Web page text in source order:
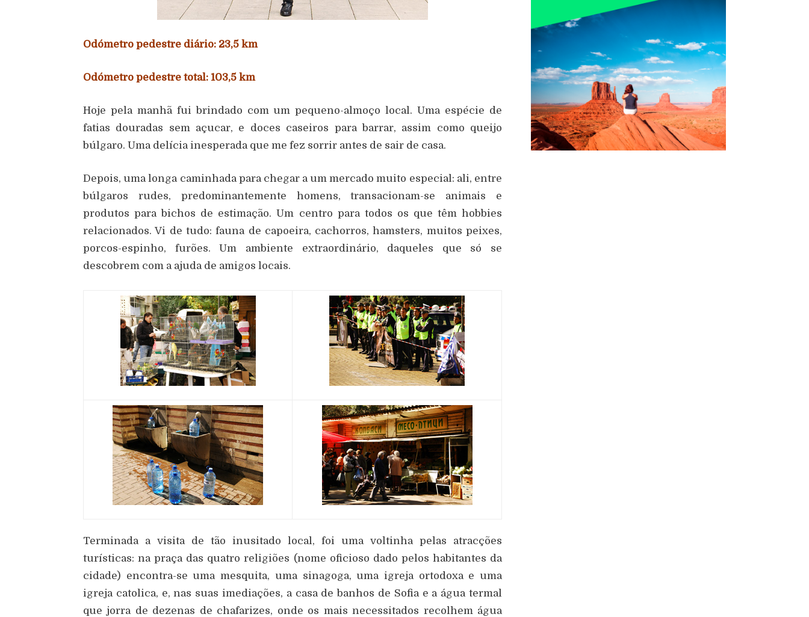
Odómetro pedestre diário: 23,5 km
Odómetro pedestre total: 103,5 km
Hoje pela manhã fui brindado com um pequeno-almoço local. Uma espécie de
fatias douradas sem açucar, e doces caseiros para barrar, assim como queijo
búlgaro. Uma delícia inesperada que me fez sorrir antes de sair de casa.
Depois, uma longa caminhada para chegar a um mercado muito especial: ali, entre
búlgaros rudes, predominantemente homens, transacionam-se animais e
produtos para bichos de estimação. Um centro para todos os que têm hobbies
relacionados. Vi de tudo: fauna de capoeira, cachorros, hamsters, muitos peixes,
porcos-espinho, furões. Um ambiente extraordinário, daqueles que só se
descobrem com a ajuda de amigos locais.
Terminada a visita de tão inusitado local, foi uma voltinha pelas atracções
turísticas: na praça das quatro religiões (nome oficioso dado pelos habitantes da
cidade) encontra-se uma mesquita, uma sinagoga, uma igreja ortodoxa e uma
igreja catolica, e, nas suas imediações, a casa de banhos de Sofia e a água termal
que jorra de dezenas de chafarizes, onde os mais necessitados recolhem água